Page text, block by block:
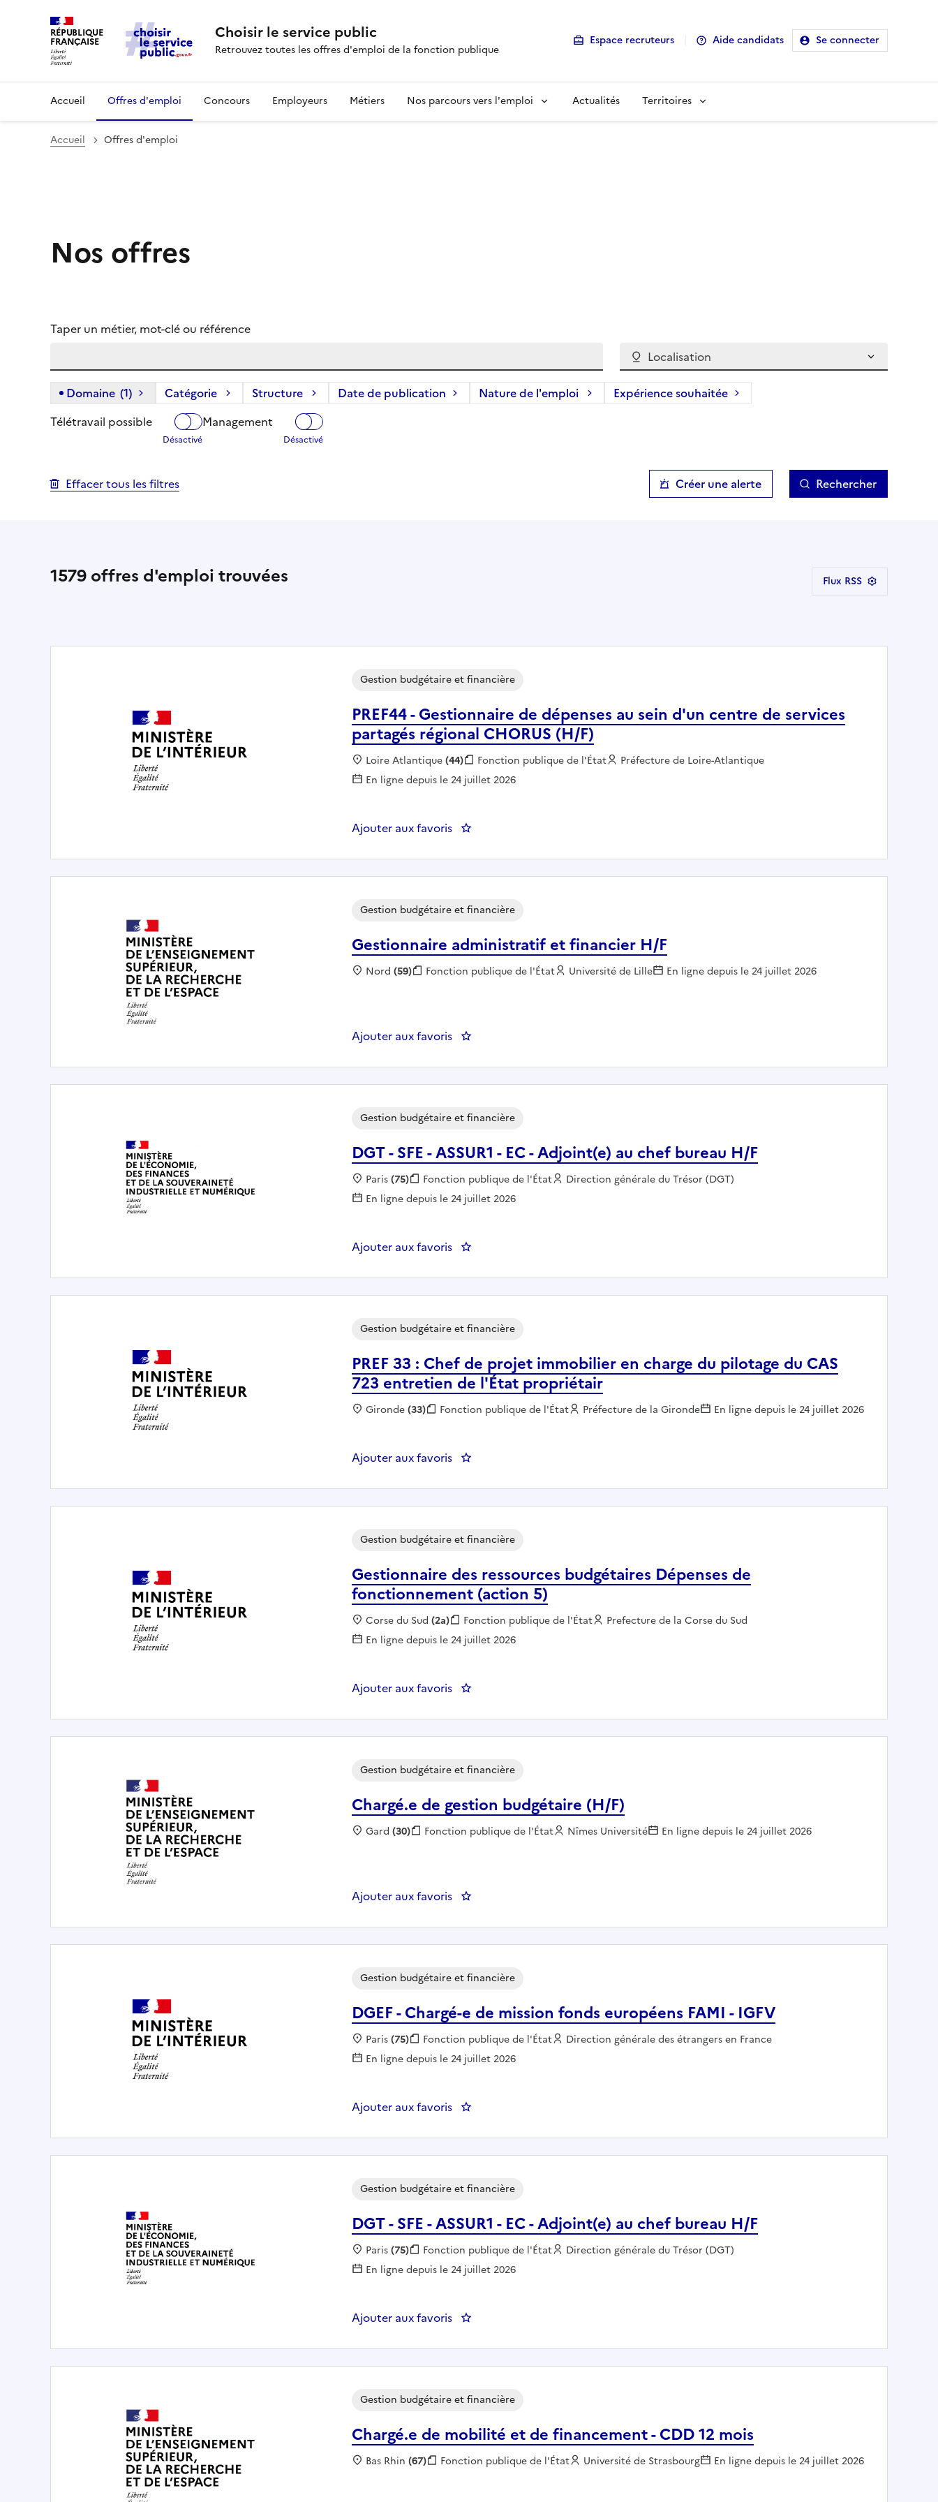
RÉPUBLIQUE
FRANÇAISE Choisir le service public
Retrouvez toutes les offres d'emploi de la fonction publique
Espace recruteurs Aide candidats Se connecter
Accueil Offres d'emploi Concours Employeurs Métiers Nos parcours vers l'emploi Actualités Territoires
Accueil Offres d'emploi
Nos offres
Taper un métier, mot-clé ou référence
Localisation
Domaine (1) (1 filtre actif) :
Catégorie Structure Date de publication Nature de l'emploi
Expérience souhaitée
Télétravail possible
Management
Effacer tous les filtres Créer une alerte Rechercher
1579offres d'emploi trouvées Flux RSS
PREF44 - Gestionnaire de dépenses au sein d'un centre de services
partagés régional CHORUS (H/F)
Gestion budgétaire et financière
Localisation :
Loire Atlantique(44) Fonction publique :
Fonction publique de l'État Employeur :
Préfecture de Loire-Atlantique
En ligne depuis le 24 juillet 2026
Ajouter aux favoris : PREF44 - Gestionnaire de dépenses au sein d'un centre de services partagés régional
Gestionnaire administratif et financier H/F
Gestion budgétaire et financière
Localisation :
Nord(59) Fonction publique :
Fonction publique de l'État Employeur :
Université de Lille En ligne depuis le 24 juillet 2026
Ajouter aux favoris : Gestionnaire administratif et financier H/F
DGT - SFE - ASSUR1 - EC - Adjoint(e) au chef bureau H/F
Gestion budgétaire et financière
Localisation :
Paris(75) Fonction publique :
Fonction publique de l'État Employeur :
Direction générale du Trésor (DGT)
En ligne depuis le 24 juillet 2026
Ajouter aux favoris : DGT - SFE - ASSUR1 - EC - Adjoint(e) au chef bureau H/F
PREF 33 : Chef de projet immobilier en charge du pilotage du CAS
723 entretien de l'État propriétair
Gestion budgétaire et financière
Localisation :
Gironde(33) Fonction publique :
Fonction publique de l'État Employeur :
Préfecture de la Gironde En ligne depuis le 24 juillet 2026
Ajouter aux favoris : PREF 33 : Chef de projet immobilier en charge du pilotage du CAS 723 entretien de
Gestionnaire des ressources budgétaires Dépenses de
fonctionnement (action 5)
Gestion budgétaire et financière
Localisation :
Corse du Sud(2a) Fonction publique :
Fonction publique de l'État Employeur :
Prefecture de la Corse du Sud
En ligne depuis le 24 juillet 2026
Ajouter aux favoris
Chargé.e de gestion budgétaire (H/F)
Gestion budgétaire et financière
Localisation :
Gard(30) Fonction publique :
Fonction publique de l'État Employeur :
Nîmes Université En ligne depuis le 24 juillet 2026
Ajouter aux favoris : Chargé.e de gestion budgétaire (H/F)
DGEF - Chargé-e de mission fonds européens FAMI - IGFV
Gestion budgétaire et financière
Localisation :
Paris(75) Fonction publique :
Fonction publique de l'État Employeur :
Direction générale des étrangers en France
En ligne depuis le 24 juillet 2026
Ajouter aux favoris : DGEF - Chargé-e de mission fonds européens FAMI - IGFV
DGT - SFE - ASSUR1 - EC - Adjoint(e) au chef bureau H/F
Gestion budgétaire et financière
Localisation :
Paris(75) Fonction publique :
Fonction publique de l'État Employeur :
Direction générale du Trésor (DGT)
En ligne depuis le 24 juillet 2026
Ajouter aux favoris : DGT - SFE - ASSUR1 - EC - Adjoint(e) au chef bureau H/F
Chargé.e de mobilité et de financement - CDD 12 mois
Gestion budgétaire et financière
Localisation :
Bas Rhin(67) Fonction publique :
Fonction publique de l'État Employeur :
Université de Strasbourg En ligne depuis le 24 juillet 2026